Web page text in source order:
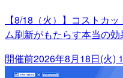
【8/18（火）】コストカ
ム刷新がもたらす本当の効
開催前2026年8月18日(火)